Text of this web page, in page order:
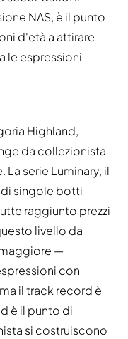
NAS, è il punto
d'età a attirare
le espressioni
Highland,
da collezionista
La serie Luminary, il
di singole botti
raggiunto prezzi
livello da
—
con
il track record è
è il punto di
si costruiscono